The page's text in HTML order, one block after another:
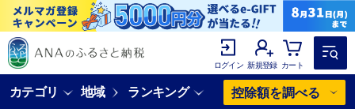
ログイン 新規登録 カート
カテゴリ 地域 ランキング 控除額を調べる